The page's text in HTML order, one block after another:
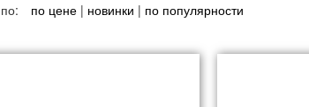
по цене | новинки | по популярности